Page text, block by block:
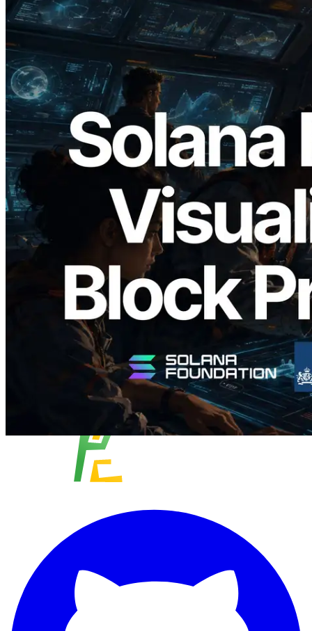
2026.05.24
Validators Solutions Meluncurkan Solana
Block Analyzer — Memvisualisasikan
Waktu Produksi Blok per Slot dan
Validator yang Ditugaskan